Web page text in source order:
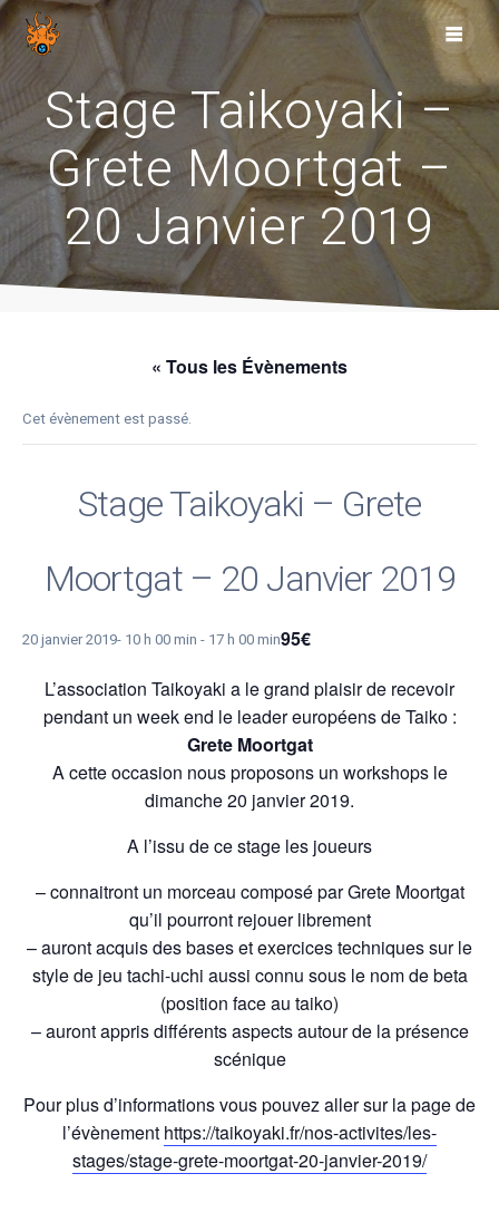
Skip
Stage Taikoyaki –
Grete Moortgat –
20 Janvier 2019
« Tous les Évènements
Cet évènement est passé.
Stage Taikoyaki – Grete
Moortgat – 20 Janvier 2019
20 janvier 2019- 10 h 00 min - 17 h 00 min95€
L’association Taikoyaki a le grand plaisir de recevoir
pendant un week end le leader européens de Taiko :
Grete Moortgat
A cette occasion nous proposons un workshops le
dimanche 20 janvier 2019.
A l’issu de ce stage les joueurs
– connaitront un morceau composé par Grete Moortgat
qu’il pourront rejouer librement
– auront acquis des bases et exercices techniques sur le
style de jeu tachi-uchi aussi connu sous le nom de beta
(position face au taiko)
– auront appris différents aspects autour de la présence
scénique
Pour plus d’informations vous pouvez aller sur la page de
l’évènement https://taikoyaki.fr/nos-activites/les-
stages/stage-grete-moortgat-20-janvier-2019/